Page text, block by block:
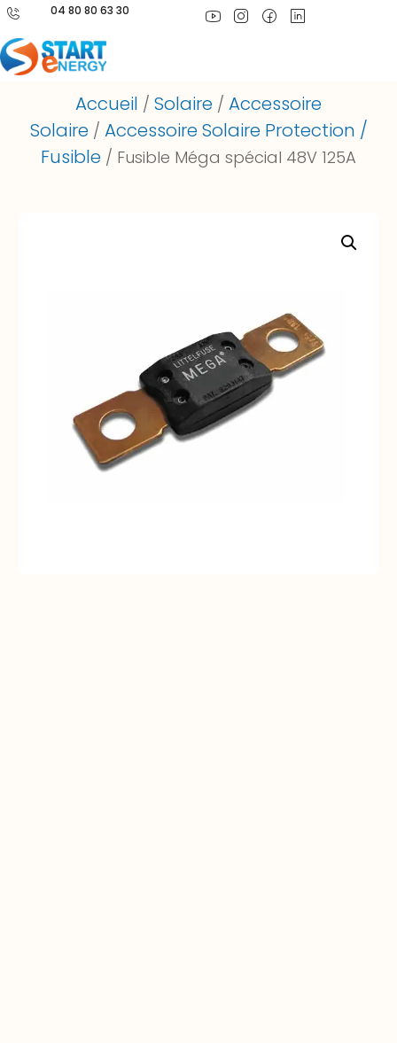
04 80 80 63 30
Accueil / Solaire / Accessoire
Solaire/ Accessoire Solaire Protection /
Fusible / Fusible Méga spécial 48V 125A